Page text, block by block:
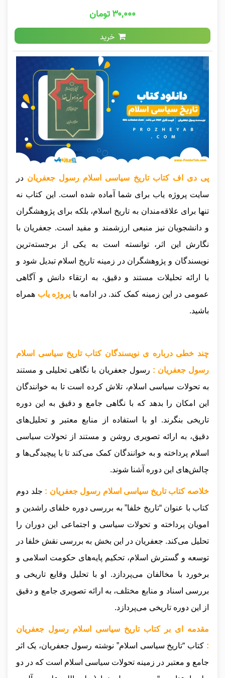
۳۰,۰۰۰ تومان
خرید
پی دی اف کتاب تاریخ سیاسی اسلام رسول جعفریان در
سایت پروژه یاب برای شما آماده شده است. این کتاب نه
تنها برای علاقه‌مندان به تاریخ اسلام، بلکه برای پژوهشگران
و دانشجویان نیز منبعی ارزشمند و مفید است. جعفریان با
نگارش این اثر، توانسته است به یکی از برجسته‌ترین
نویسندگان و پژوهشگران در زمینه تاریخ اسلام تبدیل شود و
با ارائه تحلیلات مستند و دقیق، به ارتقاء دانش و آگاهی
عمومی در این زمینه کمک کند. در ادامه با پروژه یاب همراه
باشید.
چند خطی درباره ی نویسندگان کتاب تاریخ سیاسی اسلام
رسول جعفریان : رسول جعفریان با نگاهی تحلیلی و مستند
به تحولات سیاسی اسلام، تلاش کرده است تا به خوانندگان
این امکان را بدهد که با نگاهی جامع و دقیق به این دوره
تاریخی بنگرند. او با استفاده از منابع معتبر و تحلیل‌های
دقیق، به ارائه تصویری روشن و مستند از تحولات سیاسی
اسلام پرداخته و به خوانندگان کمک می‌کند تا با پیچیدگی‌ها و
چالش‌های این دوره آشنا شوند.
خلاصه کتاب تاریخ سیاسی اسلام رسول جعفریان : جلد دوم
کتاب با عنوان “تاریخ خلفا” به بررسی دوره خلفای راشدین و
امویان پرداخته و تحولات سیاسی و اجتماعی این دوران را
تحلیل می‌کند. جعفریان در این بخش به بررسی نقش خلفا در
توسعه و گسترش اسلام، تحکیم پایه‌های حکومت اسلامی و
برخورد با مخالفان می‌پردازد. او با تحلیل وقایع تاریخی و
بررسی اسناد و منابع مختلف، به ارائه تصویری جامع و دقیق
از این دوره تاریخی می‌پردازد.
مقدمه ای بر کتاب تاریخ سیاسی اسلام رسول جعفریان
: کتاب “تاریخ سیاسی اسلام” نوشته رسول جعفریان، یک اثر
جامع و معتبر در زمینه تحولات سیاسی اسلام است که در دو